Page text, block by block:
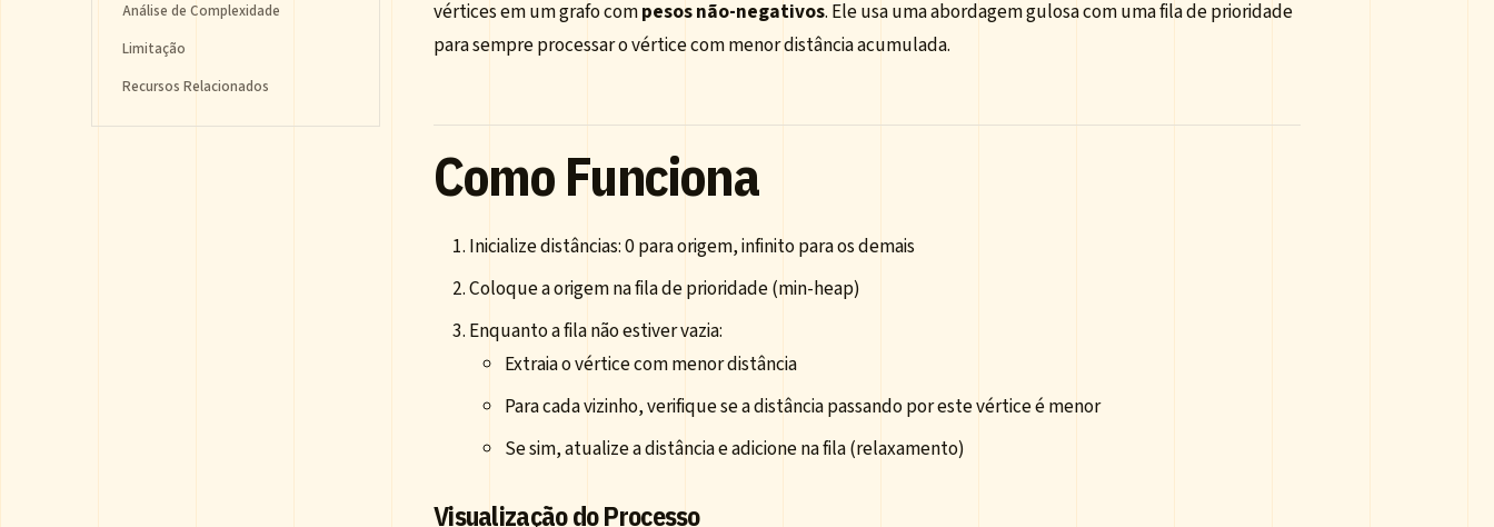
Análise de Complexidade
Limitação
Recursos Relacionados
vértices em um grafo compesos não-negativos. Ele usa uma abordagem gulosa com uma fila de prioridade
para sempre processar o vértice com menor distância acumulada.
Como Funciona
Inicialize distâncias: 0 para origem, infinito para os demais
Coloque a origem na fila de prioridade (min-heap)
Enquanto a fila não estiver vazia:
Extraia o vértice com menor distância
Para cada vizinho, verifique se a distância passando por este vértice é menor
Se sim, atualize a distância e adicione na fila (relaxamento)
Visualização do Processo